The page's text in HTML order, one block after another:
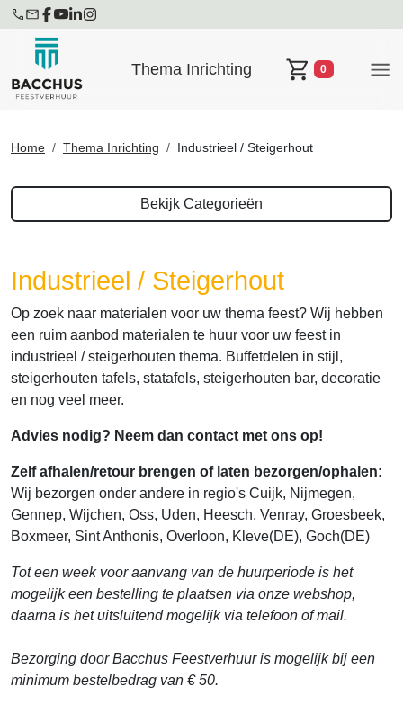
Thema Inrichting
Winkelwagen
0
Home Thema Inrichting Industrieel / Steigerhout
Bekijk Categorieën
Industrieel / Steigerhout
Op zoek naar materialen voor uw thema feest? Wij hebben
een ruim aanbod materialen te huur voor uw feest in
industrieel / steigerhouten thema. Buffetdelen in stijl,
steigerhouten tafels, statafels, steigerhouten bar, decoratie
en nog veel meer.
Advies nodig? Neem dan contact met ons op!
Zelf afhalen/retour brengen of laten bezorgen/ophalen:
Wij bezorgen onder andere in regio's Cuijk, Nijmegen,
Gennep, Wijchen, Oss, Uden, Heesch, Venray, Groesbeek,
Boxmeer, Sint Anthonis, Overloon, Kleve(DE), Goch(DE)
Tot een week voor aanvang van de huurperiode is het
mogelijk een bestelling te plaatsen via onze webshop,
daarna is het uitsluitend mogelijk via telefoon of mail.
Bezorging doorBacchus Feestverhuuris mogelijk bij een
minimum bestelbedrag van € 50.